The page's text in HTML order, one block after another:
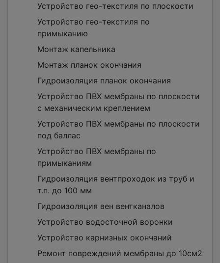
Устройство гео-текстиля по плоскости
Устройство гео-текстиля по
примыканию
Монтаж капельника
Монтаж планок окончания
Гидроизоляция планок окончания
Устройство ПВХ мембраны по плоскости
с механическим креплением
Устройство ПВХ мембраны по плоскости
под баллас
Устройство ПВХ мембраны по
примыканиям
Гидроизоляция вентпроходок из труб и
т.п. до 100 мм
Гидроизоляция вен вентканалов
Устройство водосточной воронки
Устройство карнизных окончаний
Ремонт повреждений мембраны до 10см2